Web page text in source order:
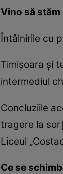
Vino să stăm
Întâlnirile cu
Timişoara şi
intermediul
Concluziile
tragere la
Liceul
Ce se